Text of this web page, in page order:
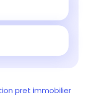
pret immobilier